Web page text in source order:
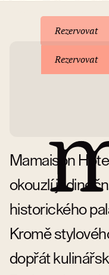
Rezervovat
Rezervovat
Mamaison
okouzlí
historického
Kromě
dopřát